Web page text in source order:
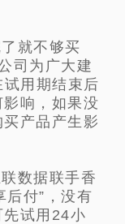
就不够买
司为广大建
用期结束后
响，如果没
产品产生影
联数据联手香
后付”，没有
试用24小